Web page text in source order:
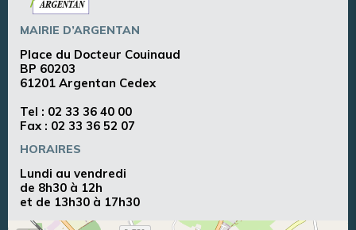
MAIRIE D’ARGENTAN
Place du Docteur Couinaud
BP 60203
61201 Argentan Cedex
Tel : 02 33 36 40 00
Fax : 02 33 36 52 07
HORAIRES
Lundi au vendredi
de 8h30 à 12h
et de 13h30 à 17h30